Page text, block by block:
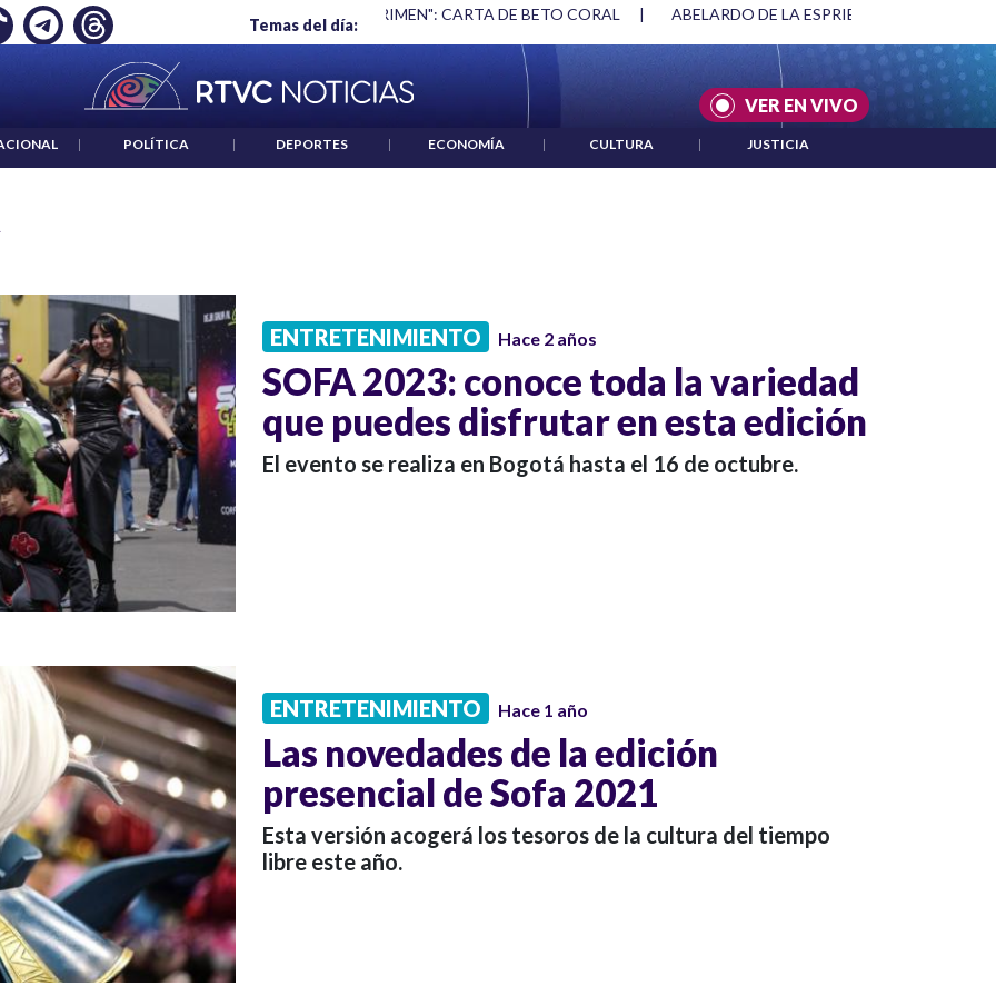
Temas del día:
EMPLEO: JP MORGAN "HABLAR NO ES UN CRIMEN": CARTA DE BETO CORAL | ABELARDO DE LA ESPRIELLA Y DMG
VER EN VIVO
| POLÍTICA | DEPORTES | ECONOMÍA | CULTURA | JUSTICIA
ENTRETENIMIENTO Hace 2 años
SOFA 2023: conoce toda la variedad
que puedes disfrutar en esta edición
El evento se realiza en Bogotá hasta el 16 de octubre.
ENTRETENIMIENTO Hace 1 año
Las novedades de la edición
presencial de Sofa 2021
Esta versión acogerá los tesoros de la cultura del tiempo
libre este año.